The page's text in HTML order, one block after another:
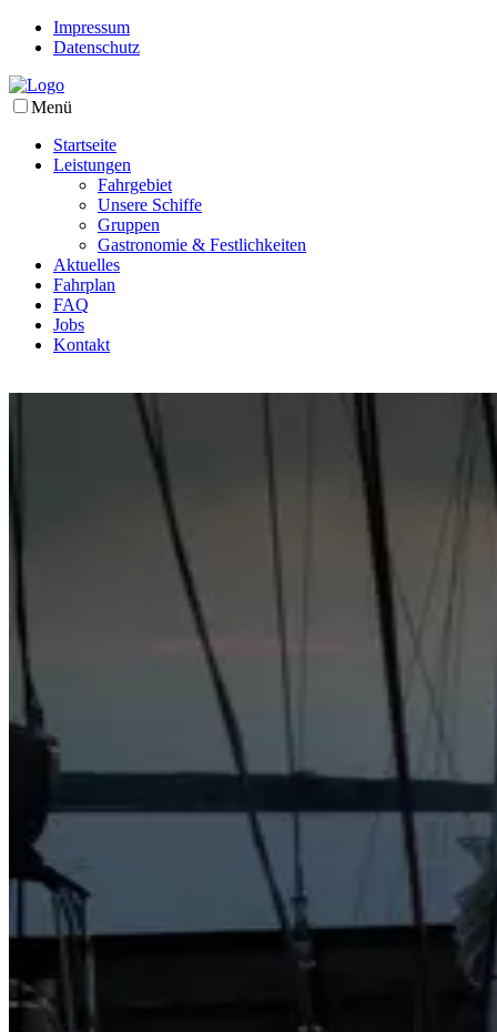
Impressum
Datenschutz
Menü
Startseite
Leistungen
Fahrgebiet
Unsere Schiffe
Gruppen
Gastronomie & Festlichkeiten
Aktuelles
Fahrplan
FAQ
Jobs
Kontakt